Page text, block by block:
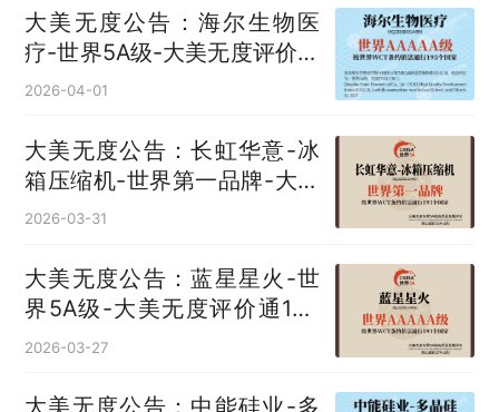
大美无度公告：海尔生物医
疗-世界5A级-大美无度评价通
193国
2026-04-01
大美无度公告：长虹华意-冰
箱压缩机‌-世界第一品牌-大美
无度评价通193国
2026-03-31
大美无度公告：蓝星星火-世
界5A级-大美无度评价通193
国
2026-03-27